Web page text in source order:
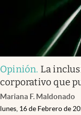
Opinión. La
corporativo que
Mariana F. Maldonado
lunes, 16 de Febrero de